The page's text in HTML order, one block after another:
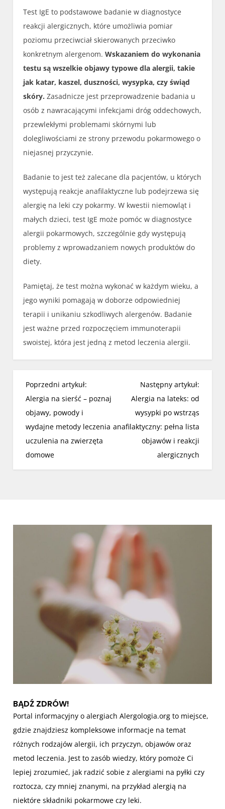
Test IgE to podstawowe badanie w diagnostyce
reakcji alergicznych, które umożliwia pomiar
poziomu przeciwciał skierowanych przeciwko
konkretnym alergenom.Wskazaniem do wykonania
testu są wszelkie objawy typowe dla alergii, takie
jak katar, kaszel, duszności, wysypka, czy świąd
skóry. Zasadnicze jest przeprowadzenie badania u
osób z nawracającymi infekcjami dróg oddechowych,
przewlekłymi problemami skórnymi lub
dolegliwościami ze strony przewodu pokarmowego o
niejasnej przyczynie.
Badanie to jest też zalecane dla pacjentów, u których
występują reakcje anafilaktyczne lub podejrzewa się
alergię na leki czy pokarmy. W kwestii niemowląt i
małych dzieci, test IgE może pomóc w diagnostyce
alergii pokarmowych, szczególnie gdy występują
problemy z wprowadzaniem nowych produktów do
diety.
Pamiętaj, że test można wykonać w każdym wieku, a
jego wyniki pomagają w doborze odpowiedniej
terapii i unikaniu szkodliwych alergenów. Badanie
jest ważne przed rozpoczęciem immunoterapii
swoistej, która jest jedną z metod leczenia alergii.
N
a
w
i
g
a
Poprzedni artykuł:
Alergia na sierść – poznaj
objawy, powody i
wydajne metody leczenia
uczulenia na zwierzęta
domowe
Następny artykuł:
Alergia na lateks: od
wysypki po wstrząs
anafilaktyczny: pełna lista
objawów i reakcji
alergicznych
BĄDŹ ZDRÓW!
Portal informacyjny o alergiach Alergologia.org to miejsce,
gdzie znajdziesz kompleksowe informacje na temat
różnych rodzajów alergii, ich przyczyn, objawów oraz
metod leczenia. Jest to zasób wiedzy, który pomoże Ci
lepiej zrozumieć, jak radzić sobie z alergiami na pyłki czy
roztocza, czy mniej znanymi, na przykład alergią na
niektóre składniki pokarmowe czy leki.